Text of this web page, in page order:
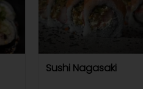
Sushi Nagasaki